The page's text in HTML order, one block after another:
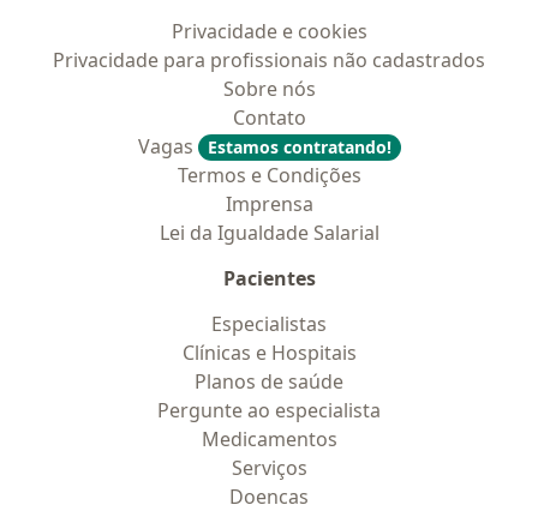
Privacidade e cookies
Privacidade para profissionais não cadastrados
Sobre nós
Contato
Vagas
Estamos contratando!
Termos e Condições
Imprensa
Lei da Igualdade Salarial
Pacientes
Especialistas
Clínicas e Hospitais
Planos de saúde
Pergunte ao especialista
Medicamentos
Serviços
Doencas